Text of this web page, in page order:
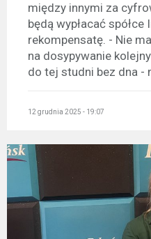
między innymi za
będą wypłacać spółce
rekompensatę. - Nie
na dosypywanie
do tej studni bez dna -
12 grudnia 2025 - 19:07